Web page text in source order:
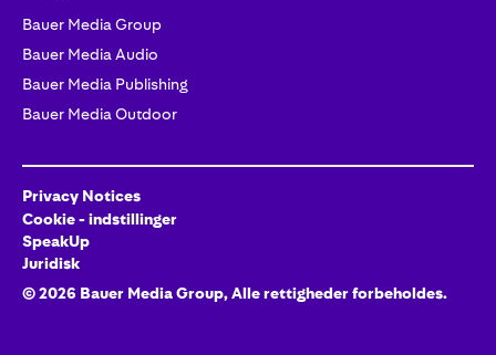
Bauer Media Group
Bauer Media Audio
Bauer Media Publishing
Bauer Media Outdoor
Privacy Notices
Cookie - indstillinger
SpeakUp
Juridisk
©2026 Bauer Media Group, Alle rettigheder forbeholdes.